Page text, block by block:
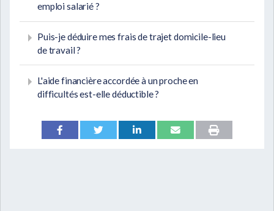
emploi salarié ?
Puis-je déduire mes frais de trajet domicile-lieu
de travail ?
L'aide financière accordée à un proche en
difficultés est-elle déductible ?